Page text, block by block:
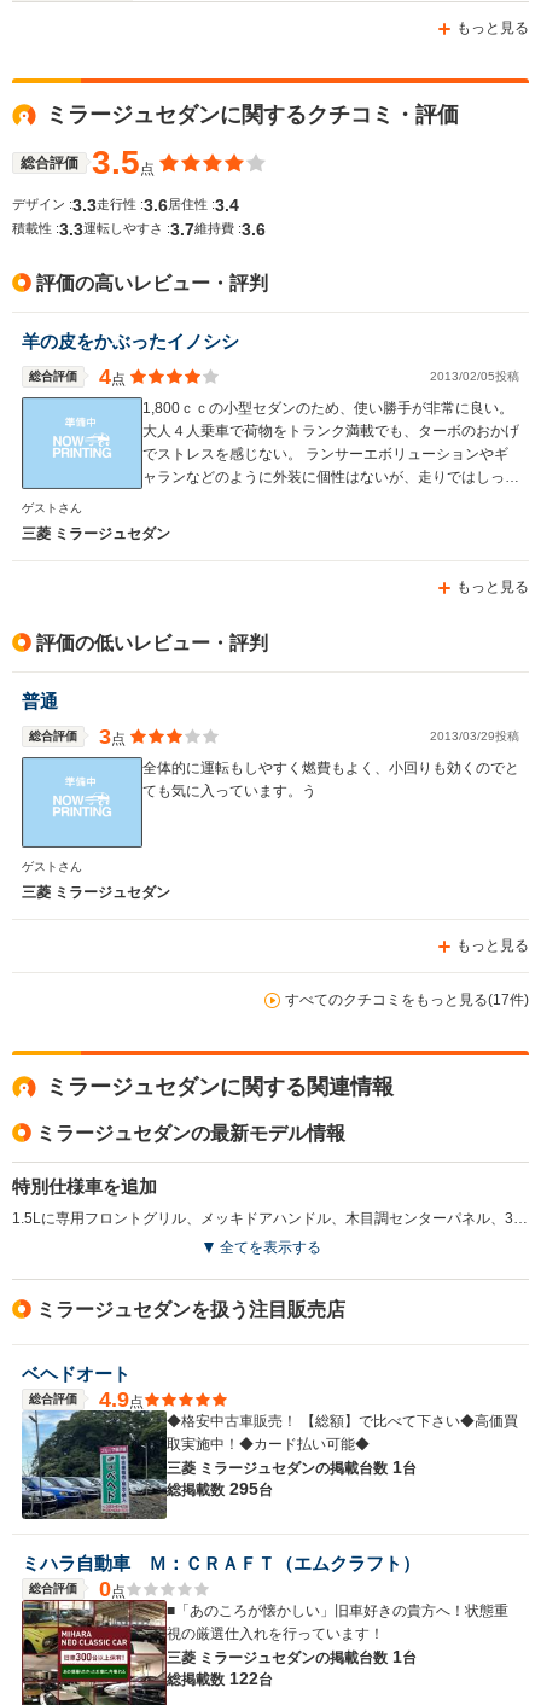
WLTCモード
燃費
もっと見る
ミラージュセダンに関するクチコミ・評価
総合評価 3.5点
デザイン :3.3走行性 :3.6 居住性 :3.4
積載性 :3.3運転しやすさ :3.7維持費 :3.6
評価の高いレビュー・評判
羊の皮をかぶったイノシシ
総合評価 4点 2013/02/05投稿
1,800ｃｃの小型セダンのため、使い勝手が非常に良い。
大人４人乗車で荷物をトランク満載でも、ターボのおかげ
でストレスを感じない。 ランサーエボリューションやギ
ャランなどのように外装に個性はないが、走りではしっか
ボ車の割には低燃費だと思う。
ゲストさん
三菱 ミラージュセダン
もっと見る
評価の低いレビュー・評判
普通
総合評価 3点 2013/03/29投稿
全体的に運転もしやすく燃費もよく、小回りも効くのでと
ても気に入っています。う
ゲストさん
三菱 ミラージュセダン
もっと見る
すべてのクチコミをもっと見る(17件)
ミラージュセダンに関する関連情報
ミラージュセダンの最新モデル情報
特別仕様車を追加
全てを表示する
ミラージュセダンを扱う注目販売店
ベヘドオート
総合評価 4.9点
◆格安中古車販売！ 【総額】で比べて下さい◆高価買
取実施中！◆カード払い可能◆
三菱 ミラージュセダンの掲載台数 1台
総掲載数 295台
ミハラ自動車 Ｍ：ＣＲＡＦＴ（エムクラフト）
総合評価 0点
■「あのころが懐かしい」旧車好きの貴方へ！状態重
視の厳選仕入れを行っています！
三菱 ミラージュセダンの掲載台数 1台
総掲載数 122台